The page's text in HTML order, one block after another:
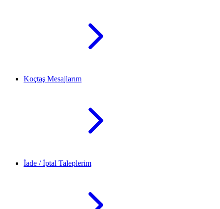
Koçtaş Mesajlarım
İade / İptal Taleplerim